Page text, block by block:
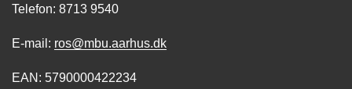
Telefon: 8713 9540
E-mail: ros@mbu.aarhus.dk
EAN: 5790000422234